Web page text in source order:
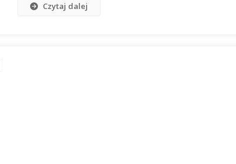
Czytaj dalej